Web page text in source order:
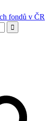
fondů v ČR